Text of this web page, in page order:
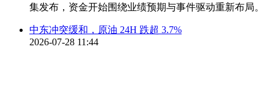
集发布，资金开始围绕业绩预期与事件驱动重新布局。
中东冲突缓和，原油 24H 跌超 3.7%
2026-07-28 11:44